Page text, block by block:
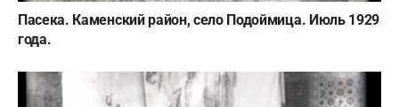
Пасека. Каменский район, село Подоймица. Июль 1929
года.